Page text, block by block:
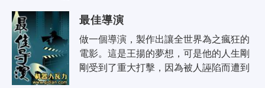
最佳導演
做一個導演，製作出讓全世界為之瘋狂的
電影。這是王揚的夢想，可是他的人生剛
剛受到了重大打擊，因為被人誣陷而遭到